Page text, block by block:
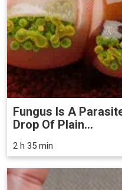
Fungus Is A
Drop Of Plain...
2 h 35 min